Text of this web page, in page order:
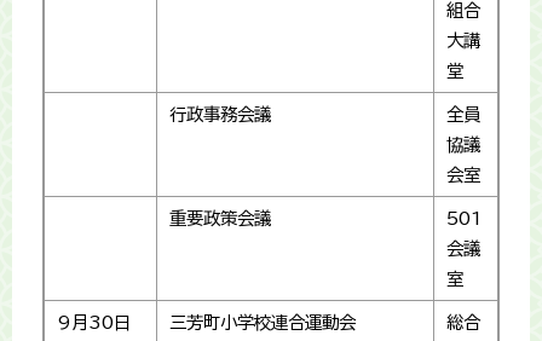
組合
大講
堂
行政事務会議
全員
協議
会室
重要政策会議
501
会議
室
9月30日
三芳町小学校連合運動会
総合